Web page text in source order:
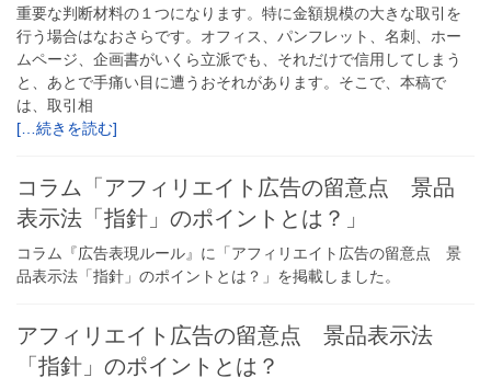
重要な判断材料の１つになります。特に金額規模の大きな取引を
行う場合はなおさらです。オフィス、パンフレット、名刺、ホー
ムページ、企画書がいくら立派でも、それだけで信用してしまう
と、あとで手痛い目に遭うおそれがあります。そこで、本稿で
は、取引相
[…続きを読む]
コラム「アフィリエイト広告の留意点 景品
表示法「指針」のポイントとは？」
コラム『広告表現ルール』に「アフィリエイト広告の留意点 景
品表示法「指針」のポイントとは？」を掲載しました。
アフィリエイト広告の留意点 景品表示法
「指針」のポイントとは？